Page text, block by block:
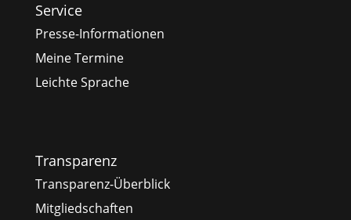
Service
Presse-Informationen
Meine Termine
Leichte Sprache
Transparenz
Transparenz-Überblick
Mitgliedschaften